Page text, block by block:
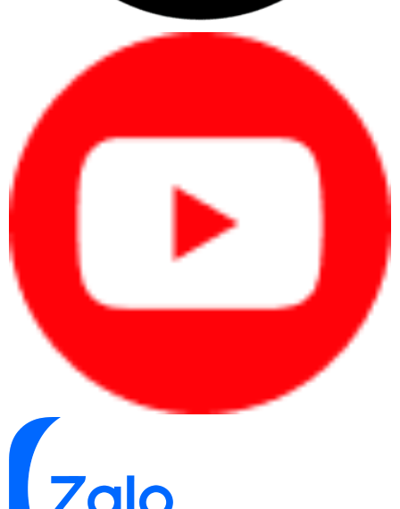
Front : I/O ports: 2 x USB 2.0 Type-A, 2 x USB 3.2 Gen 1 Type-A, 1
USB 2.0 Type-A, 2 x USB 3.2 Gen 1 Type-A, 1 x HDMI, 1 x
DisplayPort, 1 x RJ45 (LAN), 1 x Audio-out ; 1 x PCI ; 1 x PCIe X16 ;
2 x PCIe X1 ; 3 x SATA ; 1 x M.2 2230 (with WLAN)